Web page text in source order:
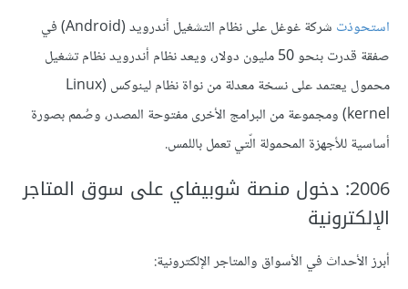
استحوذت
شركة غوغل على نظام التشغيل أندرويد (Android) في
صفقة قدرت بنحو 50 مليون دولار، ويعد نظام أندرويد نظام تشغيل
محمول يعتمد على نسخة معدلة من نواة نظام لينوكس (Linux
kernel) ومجموعة من البرامج الأخرى مفتوحة المصدر، وصُمم بصورة
أساسية للأجهزة المحمولة الّتي تعمل باللمس.
2006: دخول منصة شوبيفاي على سوق المتاجر
الإلكترونية
أبرز الأحداث في الأسواق والمتاجر الإلكترونية: